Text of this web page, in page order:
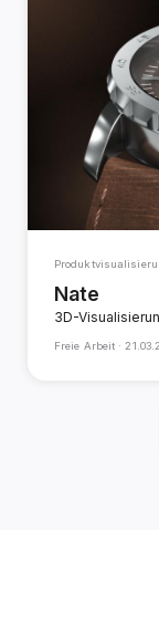
Nate
3D-
Freie Arbeit ·